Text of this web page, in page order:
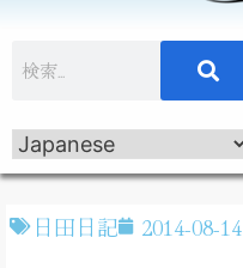
日田日記 2014-08-14